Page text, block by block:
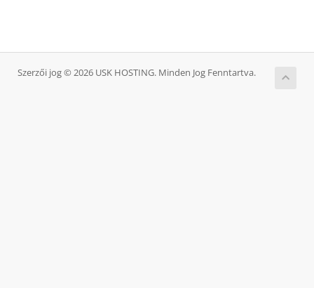
Szerzői jog © 2026 USK HOSTING. Minden Jog Fenntartva.